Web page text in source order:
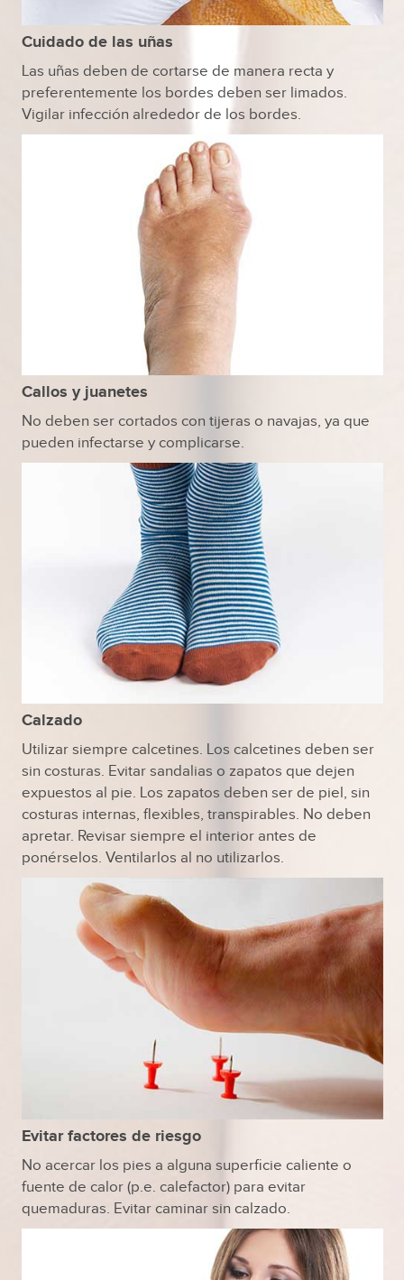
Cuidado de las uñas
Las uñas deben de cortarse de manera recta y
preferentemente los bordes deben ser limados.
Vigilar infección alrededor de los bordes.
Callos y juanetes
No deben ser cortados con tijeras o navajas, ya que
pueden infectarse y complicarse.
Calzado
Utilizar siempre calcetines. Los calcetines deben ser
sin costuras. Evitar sandalias o zapatos que dejen
expuestos al pie. Los zapatos deben ser de piel, sin
costuras internas, flexibles, transpirables. No deben
apretar. Revisar siempre el interior antes de
ponérselos. Ventilarlos al no utilizarlos.
Evitar factores de riesgo
No acercar los pies a alguna superficie caliente o
fuente de calor (p.e. calefactor) para evitar
quemaduras. Evitar caminar sin calzado.